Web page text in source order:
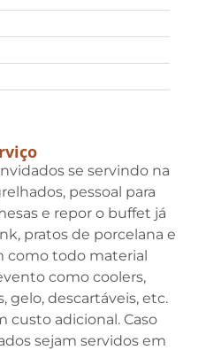
se servindo na
pessoal para
e repor o buffet já
pratos de porcelana e
como todo material
como coolers,
gelo, descartáveis, etc.
custo adicional. Caso
sejam servidos em